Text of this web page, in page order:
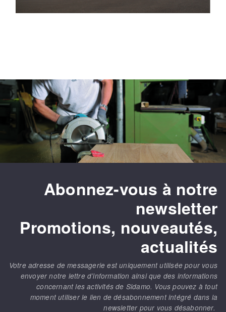
Abonnez-vous à notre
newsletter
Promotions, nouveautés,
actualités
Votre adresse de messagerie est uniquement utilisée pour vous
envoyer notre lettre d’information ainsi que des informations
concernant les activités de Sidamo. Vous pouvez à tout
moment utiliser le lien de désabonnement intégré dans la
newsletter pour vous désabonner.